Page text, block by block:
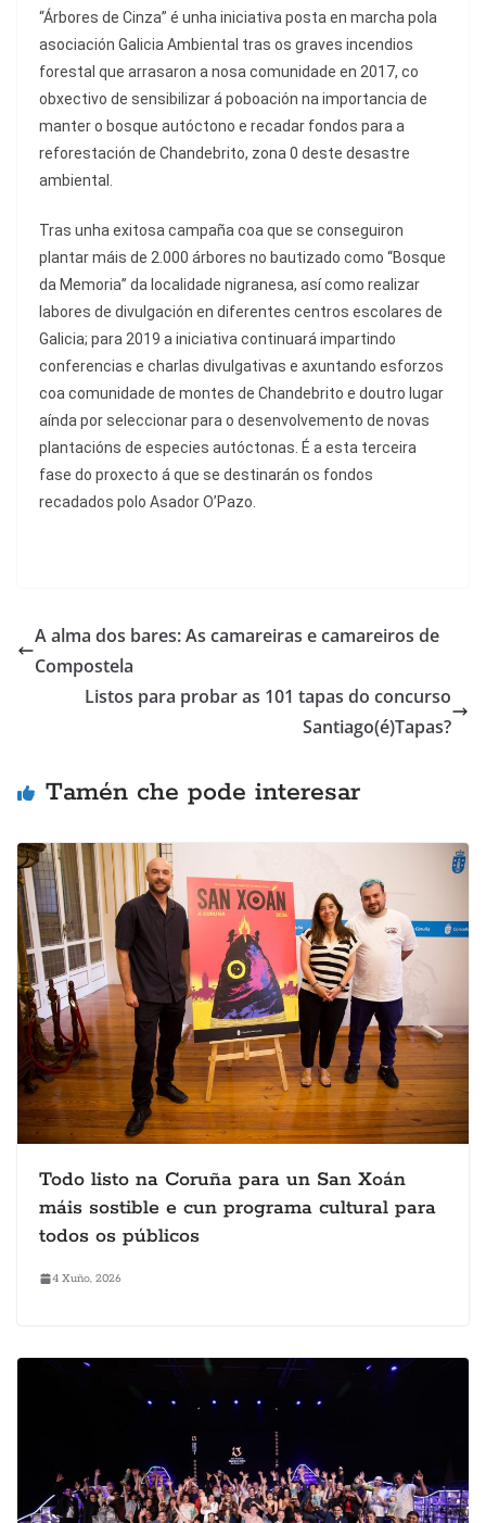
“Árbores de Cinza” é unha iniciativa posta en marcha pola
asociación Galicia Ambiental tras os graves incendios
forestal que arrasaron a nosa comunidade en 2017, co
obxectivo de sensibilizar á poboación na importancia de
manter o bosque autóctono e recadar fondos para a
reforestación de Chandebrito, zona 0 deste desastre
ambiental.
Tras unha exitosa campaña coa que se conseguiron
plantar máis de 2.000 árbores no bautizado como “Bosque
da Memoria” da localidade nigranesa, así como realizar
labores de divulgación en diferentes centros escolares de
Galicia; para 2019 a iniciativa continuará impartindo
conferencias e charlas divulgativas e axuntando esforzos
coa comunidade de montes de Chandebrito e doutro lugar
aínda por seleccionar para o desenvolvemento de novas
plantacións de especies autóctonas. É a esta terceira
fase do proxecto á que se destinarán os fondos
recadados polo Asador O’Pazo.
A alma dos bares: As camareiras e camareiros de
Compostela
Listos para probar as 101 tapas do concurso
Santiago(é)Tapas?
Tamén che pode interesar
Todo listo na Coruña para un San Xoán
máis sostible e cun programa cultural para
todos os públicos
4 Xuño, 2026